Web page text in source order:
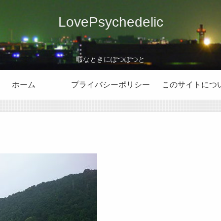
LovePsychedelic
暇なときにぽつぽつと
ホーム プライバシーポリシー このサイトにつ